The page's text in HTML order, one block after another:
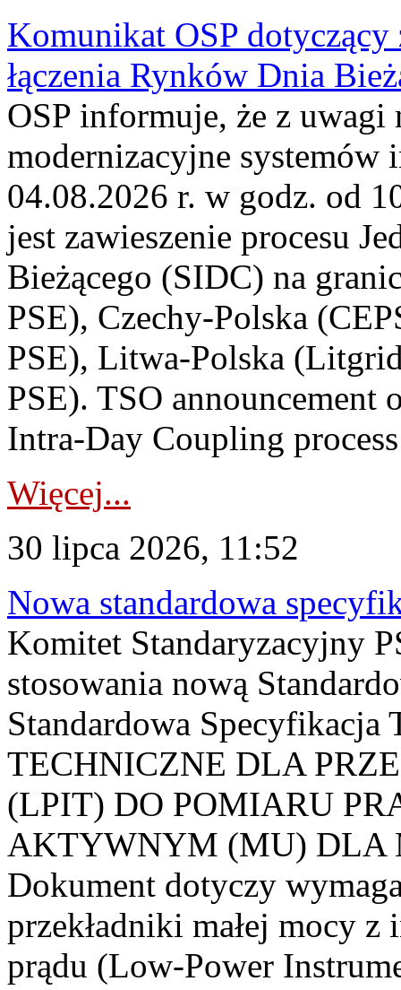
Komunikat OSP dotyczący
łączenia Rynków Dnia
OSP informuje, że z uwagi
modernizacyjne
04.08.2026 r. w godz. od
jest zawieszenie procesu
Bieżącego (SIDC) na
PSE), Czechy-Polska
PSE), Litwa-Polska
PSE). TSO announcement
Intra-Day Coupling
Więcej...
30 lipca 2026, 11:52
Nowa standardowa
Komitet Standaryzacyjny
stosowania nową
Standardowa
TECHNICZNE DLA
(LPIT) DO POMIARU
AKTYWNYM (MU) DLA
Dokument dotyczy
przekładniki małej mocy
prądu (Low-Power